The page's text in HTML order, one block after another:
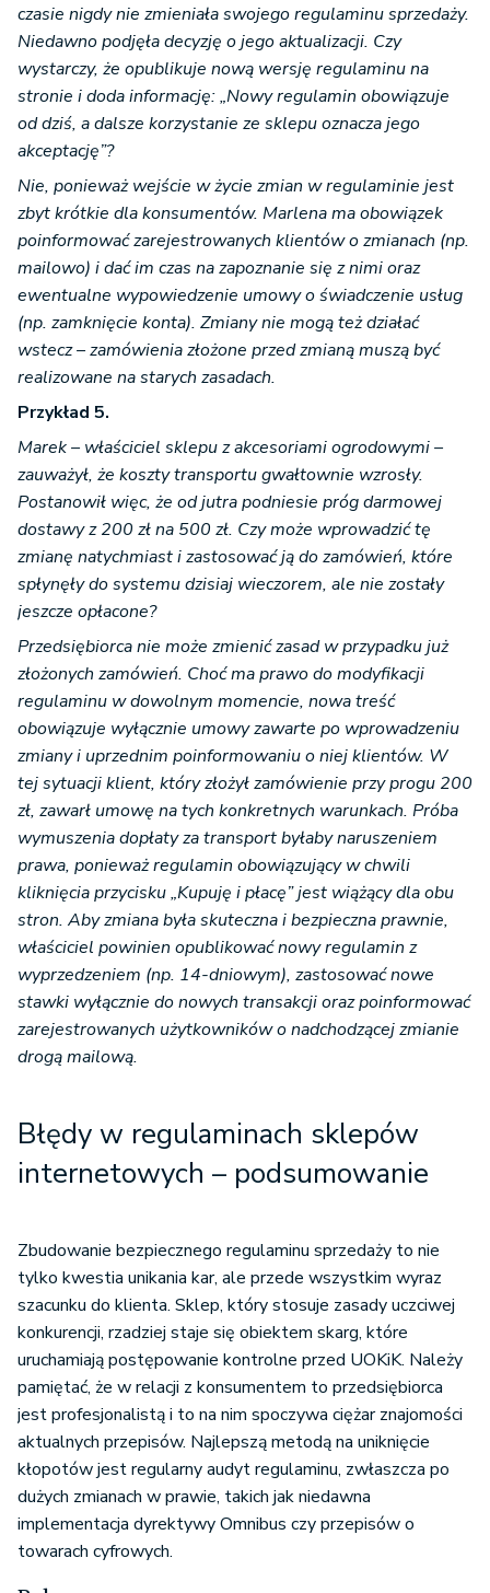
czasie nigdy nie zmieniała swojego regulaminu sprzedaży.
Niedawno podjęła decyzję o jego aktualizacji. Czy
wystarczy, że opublikuje nową wersję regulaminu na
stronie i doda informację: „Nowy regulamin obowiązuje
od dziś, a dalsze korzystanie ze sklepu oznacza jego
akceptację”?
Nie, ponieważ wejście w życie zmian w regulaminie jest
zbyt krótkie dla konsumentów. Marlena ma obowiązek
poinformować zarejestrowanych klientów o zmianach (np.
mailowo) i dać im czas na zapoznanie się z nimi oraz
ewentualne wypowiedzenie umowy o świadczenie usług
(np. zamknięcie konta). Zmiany nie mogą też działać
wstecz – zamówienia złożone przed zmianą muszą być
realizowane na starych zasadach.
Przykład 5.
Marek – właściciel sklepu z akcesoriami ogrodowymi –
zauważył, że koszty transportu gwałtownie wzrosły.
Postanowił więc, że od jutra podniesie próg darmowej
dostawy z 200 zł na 500 zł. Czy może wprowadzić tę
zmianę natychmiast i zastosować ją do zamówień, które
spłynęły do systemu dzisiaj wieczorem, ale nie zostały
jeszcze opłacone?
Przedsiębiorca nie może zmienić zasad w przypadku już
złożonych zamówień. Choć ma prawo do modyfikacji
regulaminu w dowolnym momencie, nowa treść
obowiązuje wyłącznie umowy zawarte po wprowadzeniu
zmiany i uprzednim poinformowaniu o niej klientów. W
tej sytuacji klient, który złożył zamówienie przy progu 200
zł, zawarł umowę na tych konkretnych warunkach. Próba
wymuszenia dopłaty za transport byłaby naruszeniem
prawa, ponieważ regulamin obowiązujący w chwili
kliknięcia przycisku „Kupuję i płacę” jest wiążący dla obu
stron. Aby zmiana była skuteczna i bezpieczna prawnie,
właściciel powinien opublikować nowy regulamin z
wyprzedzeniem (np. 14-dniowym), zastosować nowe
stawki wyłącznie do nowych transakcji oraz poinformować
zarejestrowanych użytkowników o nadchodzącej zmianie
drogą mailową.
Błędy w regulaminach sklepów
internetowych – podsumowanie
Zbudowanie bezpiecznego regulaminu sprzedaży to nie
tylko kwestia unikania kar, ale przede wszystkim wyraz
szacunku do klienta. Sklep, który stosuje zasady uczciwej
konkurencji, rzadziej staje się obiektem skarg, które
uruchamiają postępowanie kontrolne przed UOKiK. Należy
pamiętać, że w relacji z konsumentem to przedsiębiorca
jest profesjonalistą i to na nim spoczywa ciężar znajomości
aktualnych przepisów. Najlepszą metodą na uniknięcie
kłopotów jest regularny audyt regulaminu, zwłaszcza po
dużych zmianach w prawie, takich jak niedawna
implementacja dyrektywy Omnibus czy przepisów o
towarach cyfrowych.